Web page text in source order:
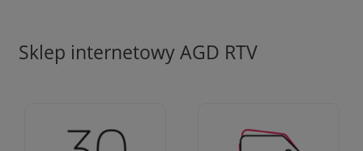
Sklep internetowy AGD RTV